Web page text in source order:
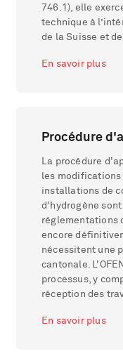
746.1), elle
technique à
de la Suisse et
En savoir plus
Procédure
La procédure
les
installations de
d'hydrogène
réglementations
encore
nécessitent une
cantonale.
processus, y
réception des
En savoir plus